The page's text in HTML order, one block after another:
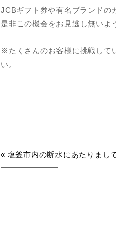
JCBギフト券や有名ブランドの
是非この機会をお見逃し無いよ
※たくさんのお客様に挑戦して
い。
« 塩釜市内の断水にあたりまして